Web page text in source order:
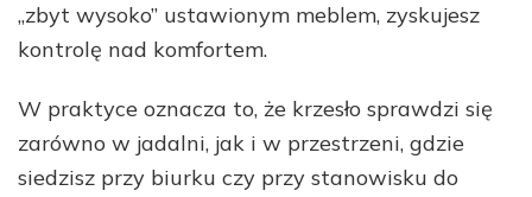
„zbyt wysoko” ustawionym meblem, zyskujesz
kontrolę nad komfortem.
W praktyce oznacza to, że krzesło sprawdzi się
zarówno w jadalni, jak i w przestrzeni, gdzie
siedzisz przy biurku czy przy stanowisku do